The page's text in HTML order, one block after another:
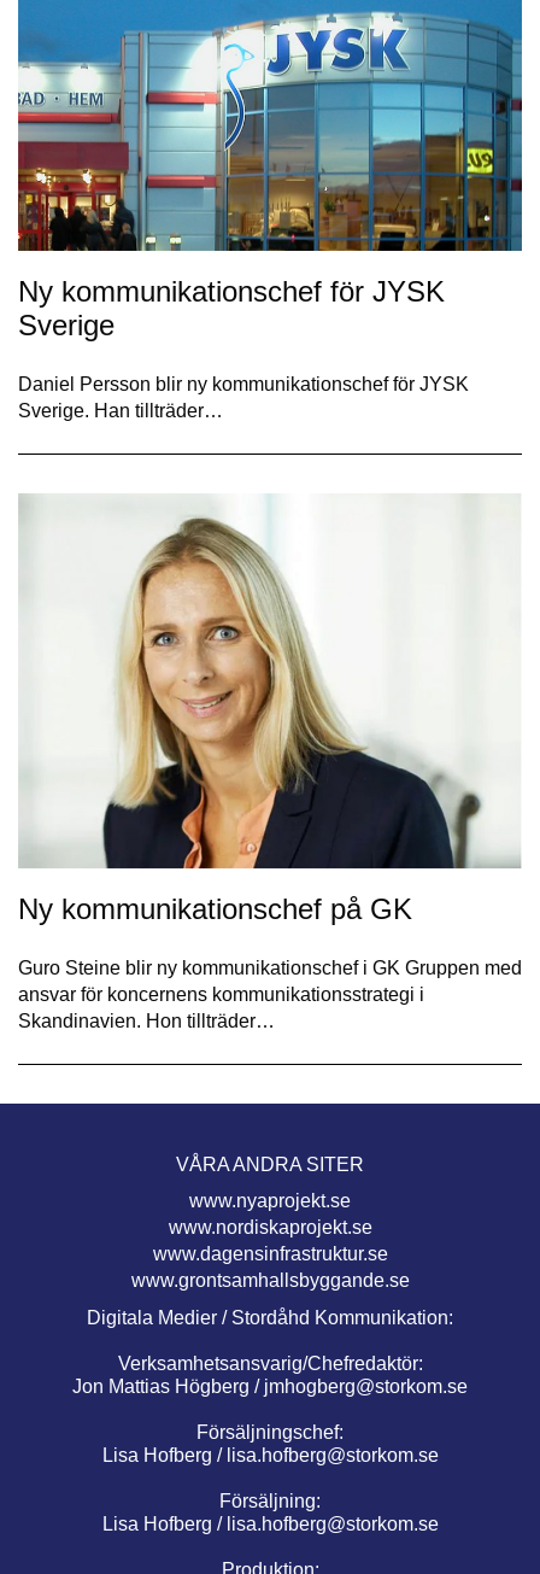
Ny kommunikationschef för JYSK
Sverige
Daniel Persson blir ny kommunikationschef för JYSK
Sverige. Han tillträder…
Ny kommunikationschef på GK
Guro Steine blir ny kommunikationschef i GK Gruppen med
ansvar för koncernens kommunikationsstrategi i
Skandinavien. Hon tillträder…
VÅRA ANDRA SITER
www.nyaprojekt.se
www.nordiskaprojekt.se
www.dagensinfrastruktur.se
www.grontsamhallsbyggande.se
Digitala Medier / Stordåhd Kommunikation:
Verksamhetsansvarig/Chefredaktör:
Jon Mattias Högberg / jmhogberg@storkom.se
Försäljningschef:
Lisa Hofberg / lisa.hofberg@storkom.se
Försäljning:
Lisa Hofberg / lisa.hofberg@storkom.se
Produktion: